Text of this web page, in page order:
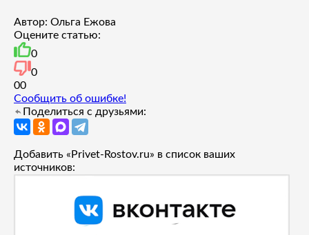
Автор: Ольга Ежова
Оцените статью:
0
0
00
Сообщить об ошибке!
Поделиться с друзьями:
Добавить «Privet-Rostov.ru» в список ваших
источников: